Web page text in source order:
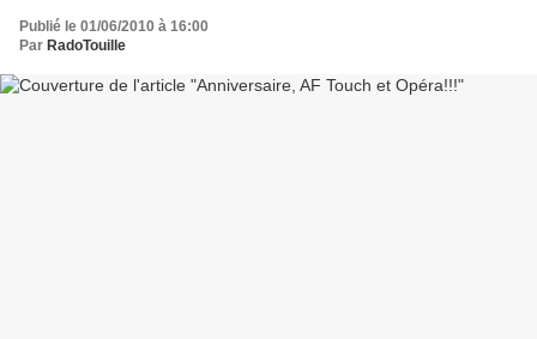
Publié le 01/06/2010 à 16:00
Par RadoTouille